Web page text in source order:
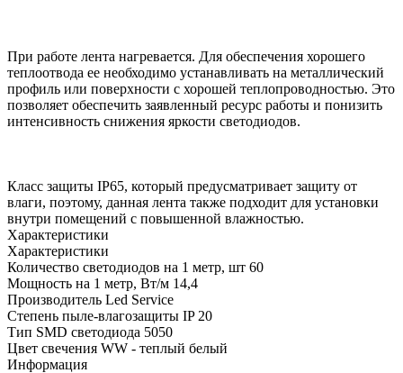
При работе лента нагревается. Для обеспечения хорошего
теплоотвода ее необходимо устанавливать на металлический
профиль или поверхности с хорошей теплопроводностью. Это
позволяет обеспечить заявленный ресурс работы и понизить
интенсивность снижения яркости светодиодов.
Класс защиты IP65, который предусматривает защиту от
влаги, поэтому, данная лента также подходит для установки
внутри помещений с повышенной влажностью.
Характеристики
Характеристики
Количество светодиодов на 1 метр, шт 60
Мощность на 1 метр, Вт/м 14,4
Производитель Led Service
Степень пыле-влагозащиты IP 20
Тип SMD светодиода 5050
Цвет свечения WW - теплый белый
Информация